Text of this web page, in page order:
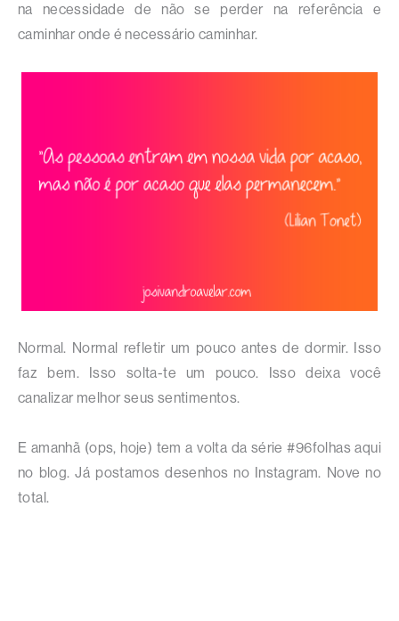
na necessidade de não se perder na referência e
caminhar onde é necessário caminhar.
Normal. Normal refletir um pouco antes de dormir. Isso
faz bem. Isso solta-te um pouco. Isso deixa você
canalizar melhor seus sentimentos.
E amanhã (ops, hoje) tem a volta da série #96folhas aqui
no blog. Já postamos desenhos no Instagram. Nove no
total.